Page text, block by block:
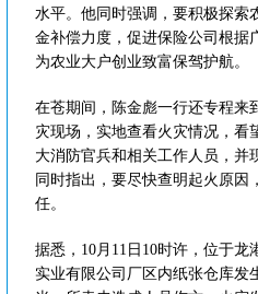
水平。他同时强调，要积极探索
金补偿力度，促进保险公司根据
为农业大户创业致富保驾护航。
在苍期间，陈金彪一行还专程来
灾现场，实地查看火灾情况，看
大消防官兵和相关工作人员，并
同时指出，要尽快查明起火原因
任。
据悉，10月11日10时许，位于龙
实业有限公司厂区内纸张仓库发